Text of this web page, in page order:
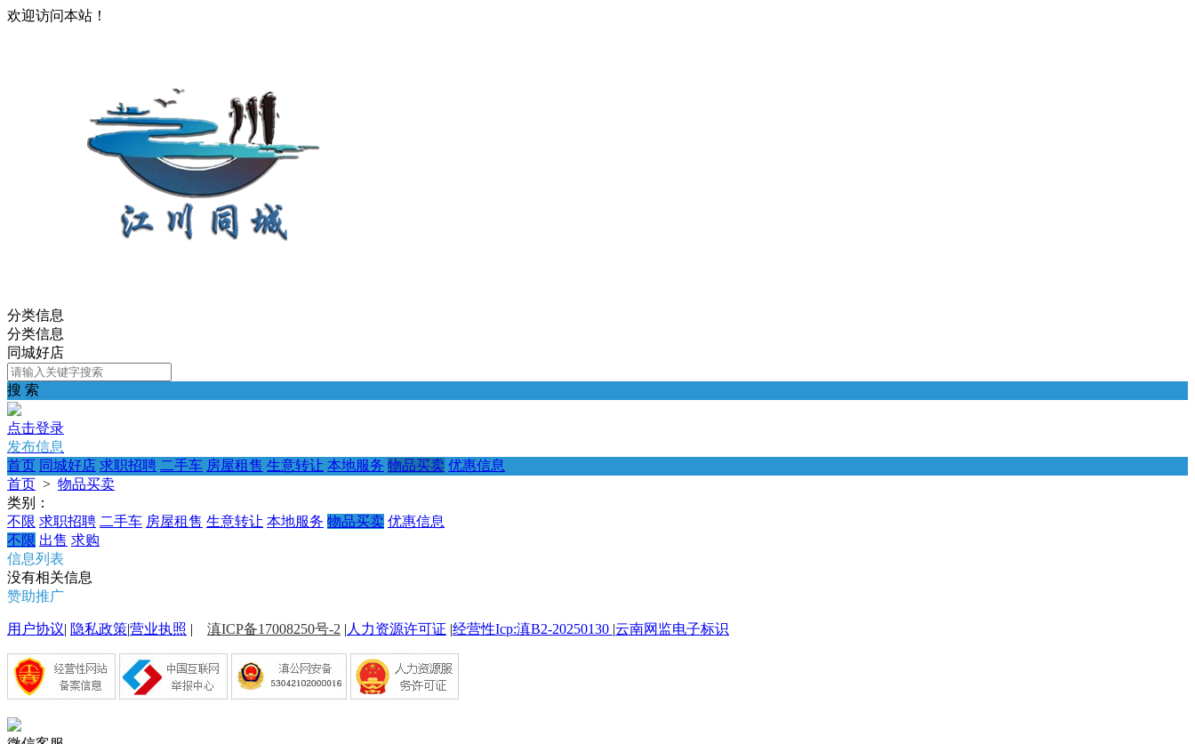
欢迎访问本站！
分类信息
分类信息
同城好店
搜 索
点击登录
发布信息
首页 同城好店 求职招聘 二手车 房屋租售 生意转让 本地服务 物品买卖 优惠信息
首页 > 物品买卖
类别：
不限 求职招聘 二手车 房屋租售 生意转让 本地服务 物品买卖 优惠信息
不限 出售 求购
信息列表
没有相关信息
赞助推广
用户协议| 隐私政策|营业执照 | 滇ICP备17008250号-2 | 人力资源许可证 |经营性Icp:滇B2-20250130 |云南网监电子标识